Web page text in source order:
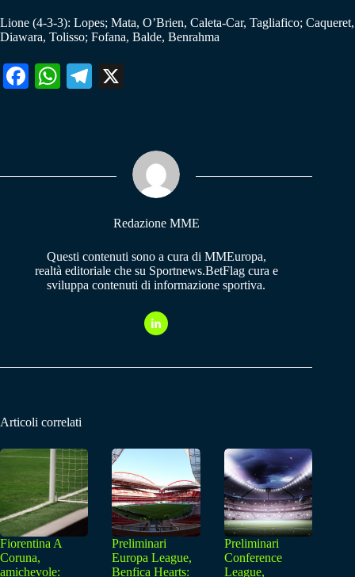
Lione (4-3-3): Lopes; Mata, O’Brien, Caleta-Car, Tagliafico; Caqueret,
Diawara, Tolisso; Fofana, Balde, Benrahma
Fa W
pp
Te
m
Redazione MME
Questi contenuti sono a cura di MMEuropa,
realtà editoriale che su Sportnews.BetFlag cura e
sviluppa contenuti di informazione sportiva.
Articoli correlati
Fiorentina A
Coruna,
amichevole:
Preliminari
Europa League,
Benfica Hearts:
Preliminari
Conference
League,